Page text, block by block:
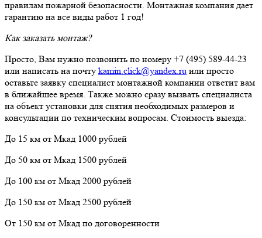
правилам пожарной безопасности. Монтажная компания дает
гарантию на все виды работ 1 год!
Как заказать монтаж?
Просто, Вам нужно позвонить по номеру +7 (495) 589-44-23
или написать на почту kamin.click@yandex.ru или просто
оставьте заявку специалист монтажной компании ответит вам
в ближайшее время. Также можно сразу вызвать специалиста
на объект установки для снятия необходимых размеров и
консультации по техническим вопросам. Стоимость выезда:
До 15 км от Мкад 1000 рублей
До 50 км от Мкад 1500 рублей
До 100 км от Мкад 2000 рублей
До 150 км от Мкад 2500 рублей
От 150 км от Мкад по договоренности